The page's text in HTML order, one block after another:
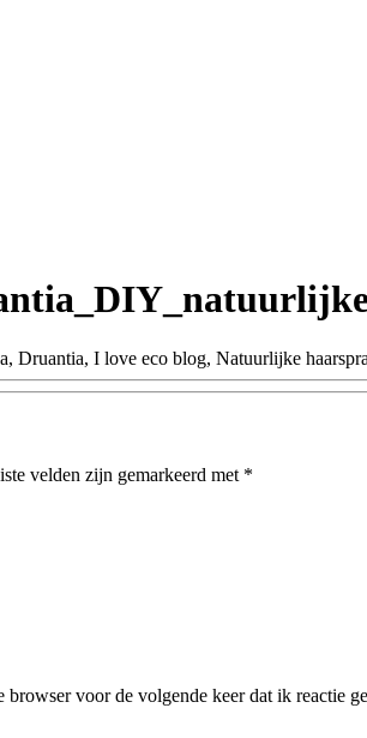
velden zijn gemarkeerd met *
voor de volgende keer dat ik reactie